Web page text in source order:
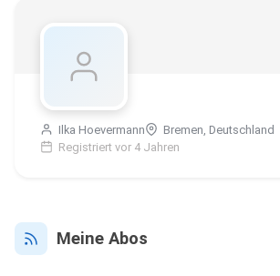
Ilka Hoevermann
Bremen, Deutschland
Registriert vor 4 Jahren
Meine Abos